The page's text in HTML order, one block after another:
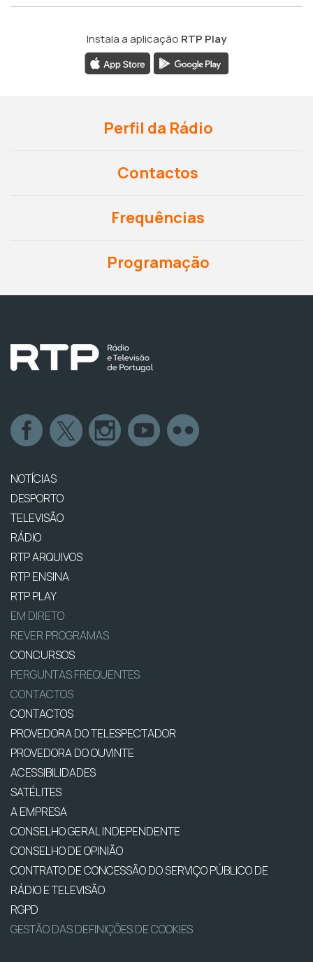
Instala a aplicação RTP Play
Perfil da Rádio
Contactos
Frequências
Programação
NOTÍCIAS
DESPORTO
TELEVISÃO
RÁDIO
RTP ARQUIVOS
RTP ENSINA
RTP PLAY
EM DIRETO
REVER PROGRAMAS
CONCURSOS
PERGUNTAS FREQUENTES
CONTACTOS
CONTACTOS
PROVEDORA DO TELESPECTADOR
PROVEDORA DO OUVINTE
ACESSIBILIDADES
SATÉLITES
A EMPRESA
CONSELHO GERAL INDEPENDENTE
CONSELHO DE OPINIÃO
CONTRATO DE CONCESSÃO DO SERVIÇO PÚBLICO DE
RÁDIO E TELEVISÃO
RGPD
GESTÃO DAS DEFINIÇÕES DE COOKIES